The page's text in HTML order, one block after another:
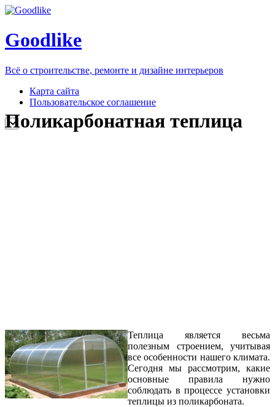
Goodlike
Всё о строительстве, ремонте и дизайне интерьеров
Карта сайта
Пользовательское соглашение
Поликарбонатная теплица
Теплица является весьма
полезным строением, учитывая
все особенности нашего климата.
Сегодня мы рассмотрим, какие
основные правила нужно
соблюдать в процессе установки
теплицы из поликарбоната.